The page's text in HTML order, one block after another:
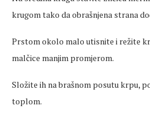
krugom tako da obrašnjena strana
Prstom okolo malo utisnite i režite
malčice manjim promjerom.
Složite ih na brašnom posutu krpu,
toplom.